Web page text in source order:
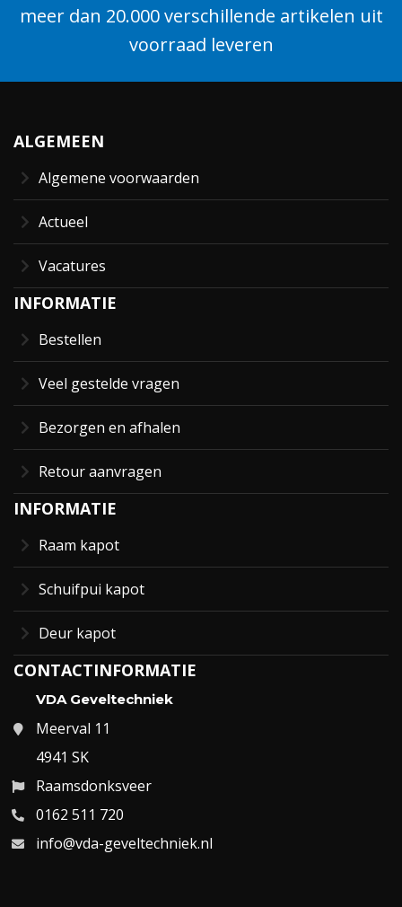
meer dan 20.000 verschillende artikelen uit
voorraad leveren
ALGEMEEN
Algemene voorwaarden
Actueel
Vacatures
INFORMATIE
Bestellen
Veel gestelde vragen
Bezorgen en afhalen
Retour aanvragen
INFORMATIE
Raam kapot
Schuifpui kapot
Deur kapot
CONTACTINFORMATIE
VDA Geveltechniek
Meerval 11
4941 SK
Raamsdonksveer
0162 511 720
info@vda-geveltechniek.nl